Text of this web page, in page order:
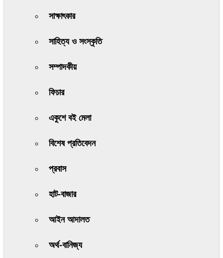
সাক্ষাৎকার
সাহিত্য ও সংস্কৃতি
সম্পাদকীয়
ফিচার
একুশে বই মেলা
বিশেষ প্রতিবেদন
প্রবাস
হাট-বাজার
আইন আদালত
অর্থ-বানিজ্য